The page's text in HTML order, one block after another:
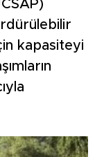
kapasiteyi